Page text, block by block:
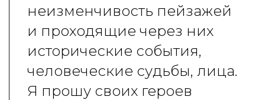
неизменчивость пейзажей
и проходящие через них
исторические события,
человеческие судьбы, лица.
Я прошу своих героев